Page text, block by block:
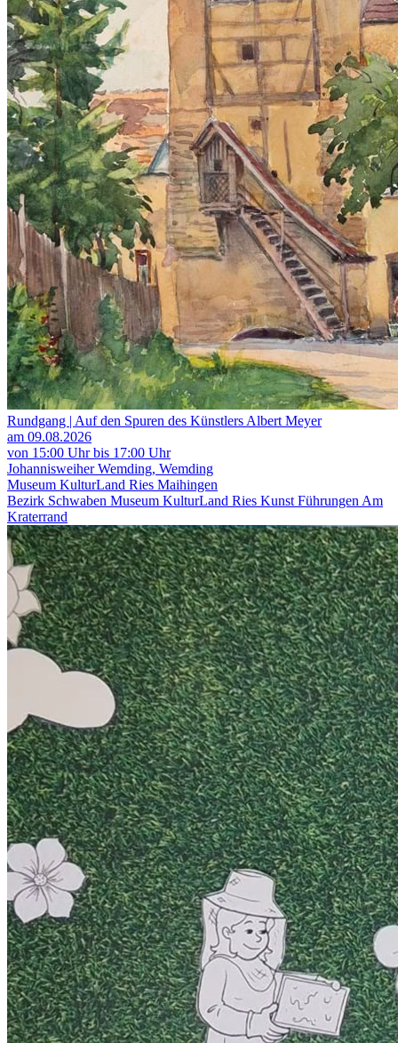
Rundgang | Auf den Spuren des Künstlers Albert Meyer
am 09.08.2026
von 15:00 Uhr bis 17:00 Uhr
Johannisweiher Wemding, Wemding
Museum KulturLand Ries Maihingen
Bezirk Schwaben Museum KulturLand Ries Kunst Führungen Am
Kraterrand